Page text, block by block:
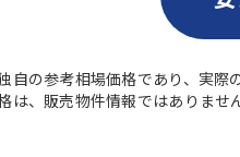
の参考相場価格であり、実際
、販売物件情報ではありませ